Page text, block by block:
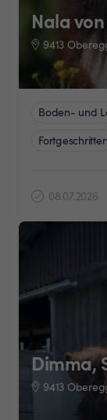
Nala
9413
Boden- und
Fortgeschritten
08.07.2026
Dimma,
9413